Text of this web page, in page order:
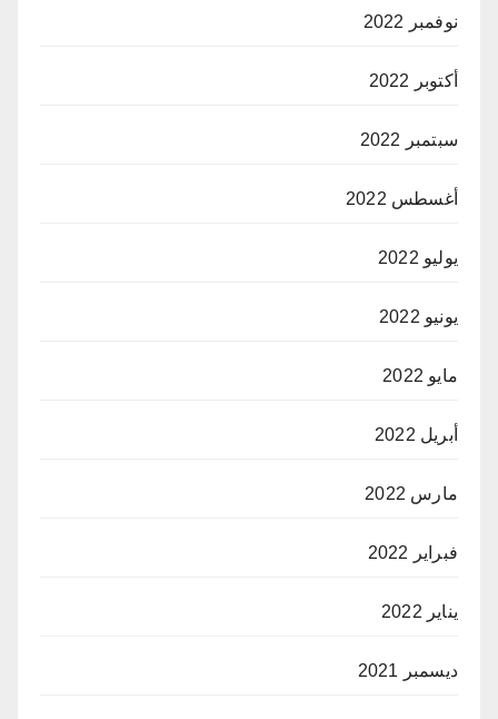
نوفمبر 2022
أكتوبر 2022
سبتمبر 2022
أغسطس 2022
يوليو 2022
يونيو 2022
مايو 2022
أبريل 2022
مارس 2022
فبراير 2022
يناير 2022
ديسمبر 2021